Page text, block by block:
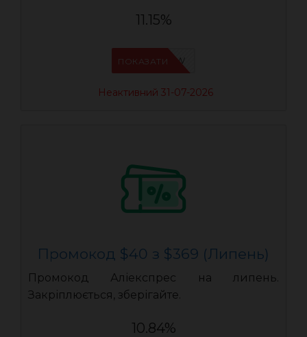
11.15%
IFPWRMUW
ПОКАЗАТИ
Неактивний 31-07-2026
Промокод $40 з $369 (Липень)
Промокод Аліекспрес на липень.
Закріплюється, зберігайте.
10.84%